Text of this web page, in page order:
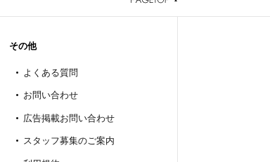
その他
よくある質問
お問い合わせ
広告掲載お問い合わせ
スタッフ募集のご案内